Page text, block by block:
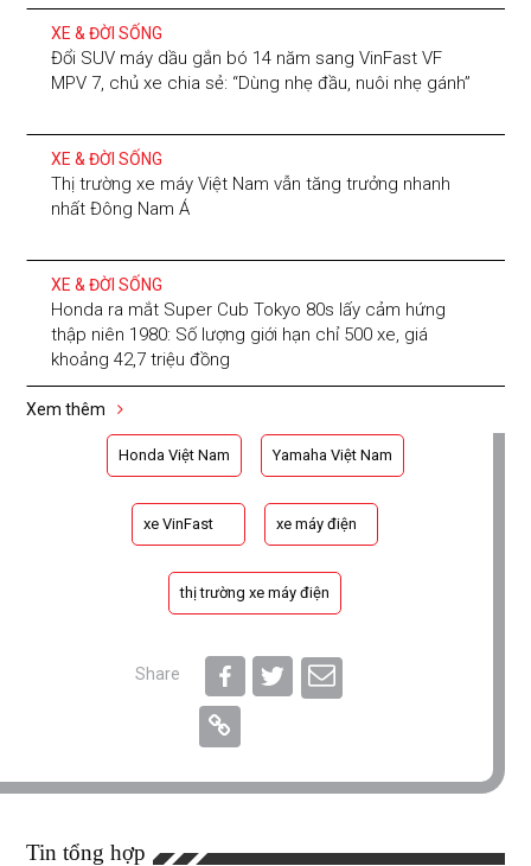
XE & ĐỜI SỐNG
Đổi SUV máy dầu gắn bó 14 năm sang VinFast VF
MPV 7, chủ xe chia sẻ: “Dùng nhẹ đầu, nuôi nhẹ gánh”
XE & ĐỜI SỐNG
Thị trường xe máy Việt Nam vẫn tăng trưởng nhanh
nhất Đông Nam Á
XE & ĐỜI SỐNG
Honda ra mắt Super Cub Tokyo 80s lấy cảm hứng
thập niên 1980: Số lượng giới hạn chỉ 500 xe, giá
khoảng 42,7 triệu đồng
Xem thêm
Honda Việt Nam Yamaha Việt Nam
xe VinFast xe máy điện
thị trường xe máy điện
Share
Tin tổng hợp